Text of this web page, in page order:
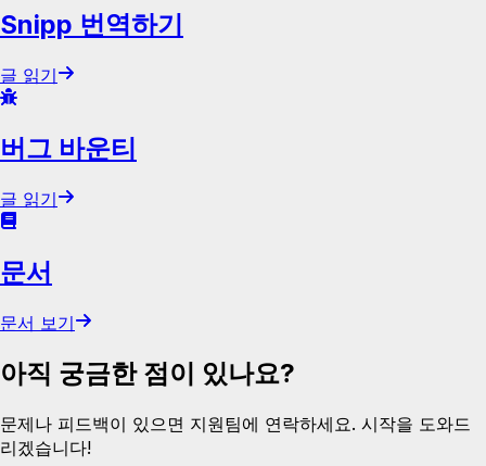
Snipp 번역하기
글 읽기
버그 바운티
글 읽기
문서
문서 보기
아직 궁금한 점이 있나요?
문제나 피드백이 있으면 지원팀에 연락하세요. 시작을 도와드
리겠습니다!